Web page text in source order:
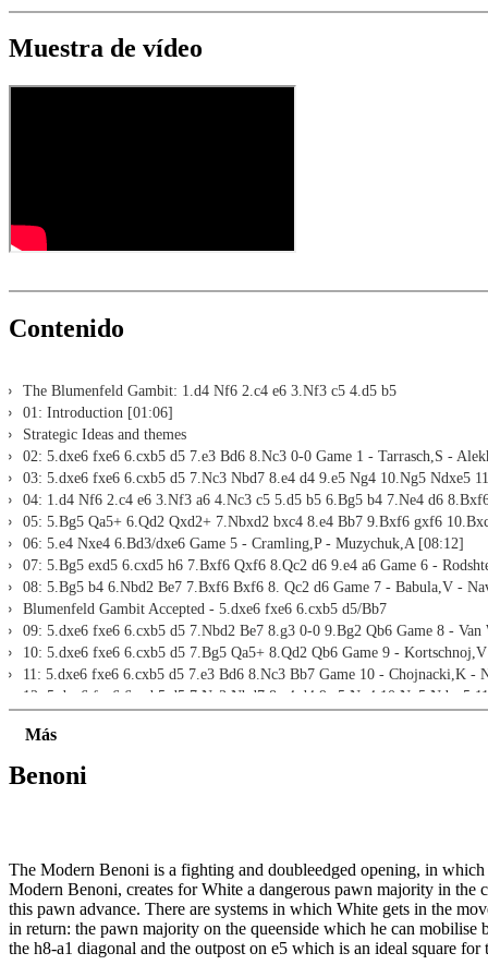
Interactive exercises with video feedback: the authors present
Sample games as a ChessBase database.
Video pause for manual navigation and analysis in game
Input of your own variations, engine analysis, with storage in
Learn variations: view specific lines in the ChessBase
Games can be easily added to the opening reference.
Direct evaluation with game reference, games can be replayed
Muestra de vídeo
Contenido
The Blumenfeld Gambit: 1.d4 Nf6 2.c4 e6 3.Nf3 c5 4.d5 b5
01: Introduction [01:06]
Strategic Ideas and themes
02: 5.dxe6 fxe6 6.cxb5 d5 7.e3 Bd6 8.Nc3 0-0 Game 1 - Tarrasch,S -
03: 5.dxe6 fxe6 6.cxb5 d5 7.Nc3 Nbd7 8.e4 d4 9.e5 Ng4 10.Ng5 Ndxe5
04: 1.d4 Nf6 2.c4 e6 3.Nf3 a6 4.Nc3 c5 5.d5 b5 6.Bg5 b4 7.Ne4 d6
05: 5.Bg5 Qa5+ 6.Qd2 Qxd2+ 7.Nbxd2 bxc4 8.e4 Bb7 9.Bxf6 gxf6
06: 5.e4 Nxe4 6.Bd3/dxe6 Game 5 - Cramling,P - Muzychuk,A [08:12]
07: 5.Bg5 exd5 6.cxd5 h6 7.Bxf6 Qxf6 8.Qc2 d6 9.e4 a6 Game 6 -
08: 5.Bg5 b4 6.Nbd2 Be7 7.Bxf6 Bxf6 8. Qc2 d6 Game 7 - Babula,V -
Blumenfeld Gambit Accepted - 5.dxe6 fxe6 6.cxb5 d5/Bb7
09: 5.dxe6 fxe6 6.cxb5 d5 7.Nbd2 Be7 8.g3 0-0 9.Bg2 Qb6 Game 8 - Van
10: 5.dxe6 fxe6 6.cxb5 d5 7.Bg5 Qa5+ 8.Qd2 Qb6 Game 9 -
11: 5.dxe6 fxe6 6.cxb5 d5 7.e3 Bd6 8.Nc3 Bb7 Game 10 - Chojnacki,K -
12: 5.dxe6 fxe6 6.cxb5 d5 7.Nc3 Nbd7 8.e4 d4 9.e5 Ng4 10.Ng5 Ndxe5
14: 5.dxe6 fxe6 6.cxb5 Bb7 7.Nc3 Be7 8.e3 0-0 9.Bd3 d5 Game 13 -
15: 5.dxe6 fxe6 6.cxb5 Bb7 7.Nbd2 Be7 8.g3 Qa5 Game 14 - Browne,W
16: 5.dxe6 fxe6 6.cxb5 Bb7 7.Nc3 Be7 8.Bg5 d5 9.e3 Nbd7 10.Be2 0-0
Blumenfeld Gambit Declined - 5.Bg5 exd5 and 5.Bg5 Qa5+
20: 5.Bg5 exd5 6.cxd5 h6 7.Bxf6/Bh4/Bf4 Game 19 - Almagro Llamas,P
21: 5.Bg5 exd5 6.cxd5 h6 7.Bxf6 Qxf6 8.Qd2 d6 9.e4 a6 Game 20 -
22: 5.Bg5 exd5 6.cxd5 h6 7.Bh4 g5 8.Bg3 Bb7 9.Nc3 b4 10.Nb5 d6
23: 5.Bg5 exd5 6.cxd5 h6 7.Bh4 d6 8.e4 a6 9.Bd3 Be7 Game 22 -
Más
Benoni
The Modern Benoni is a fighting and doubleedged opening, in
Modern Benoni, creates for White a dangerous pawn majority in the
this pawn advance. There are systems in which White gets in the
in return: the pawn majority on the queenside which he can mobilise
the h8-a1 diagonal and the outpost on e5 which is an ideal square for